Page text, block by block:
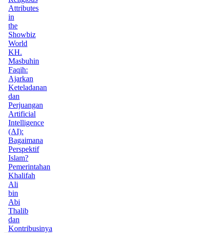
Attributes
in
the
Showbiz
World
KH.
Masbuhin
Faqih:
Ajarkan
Keteladanan
dan
Perjuangan
Artificial
Intelligence
(AI):
Bagaimana
Perspektif
Islam?
Pemerintahan
Khalifah
Ali
bin
Abi
Thalib
dan
Kontribusinya